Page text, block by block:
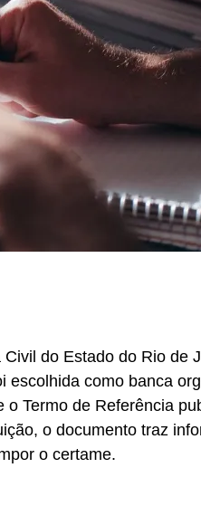
do Estado do Rio de
escolhida como banca
Termo de Referência
o documento traz
o certame.